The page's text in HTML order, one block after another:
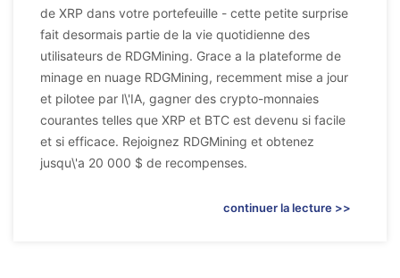
de XRP dans votre portefeuille - cette petite surprise
fait desormais partie de la vie quotidienne des
utilisateurs de RDGMining. Grace a la plateforme de
minage en nuage RDGMining, recemment mise a jour
et pilotee par l\'IA, gagner des crypto-monnaies
courantes telles que XRP et BTC est devenu si facile
et si efficace. Rejoignez RDGMining et obtenez
jusqu\'a 20 000 $ de recompenses.
continuer la lecture >>